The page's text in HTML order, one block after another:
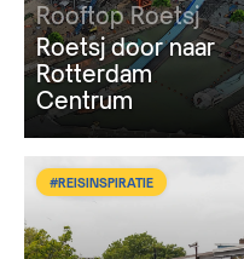
Rooftop Roetsj
Roetsj door naar
Rotterdam
Centrum
#REISINSPIRATIE